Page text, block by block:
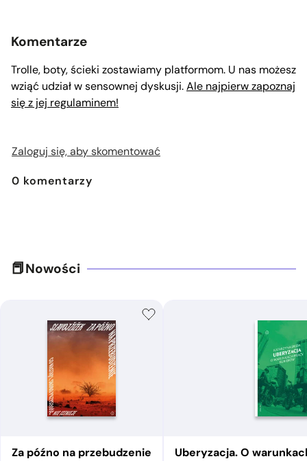
Komentarze
Trolle, boty, ścieki zostawiamy platformom. U nas możesz
wziąć udział w sensownej dyskusji.Ale najpierw zapoznaj
się z jej regulaminem!
Zaloguj się, aby skomentować
0 komentarzy
Nowości
Za późno na przebudzenie Uberyzacja. O